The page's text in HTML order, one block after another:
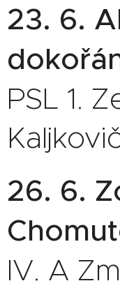
23. 6.
PSL 1.
26. 6.
IV. A